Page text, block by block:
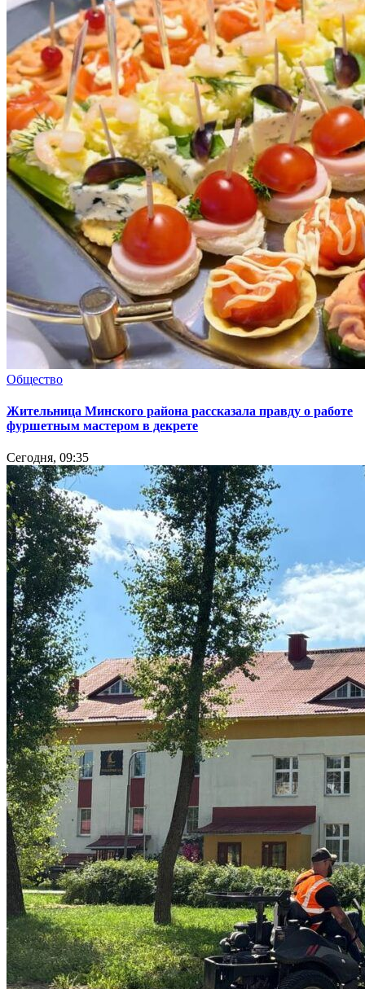
Общество
Жительница Минского района рассказала правду о работе
фуршетным мастером в декрете
Сегодня, 09:35